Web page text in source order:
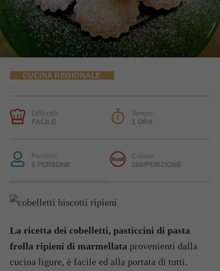
CUCINA REGIONALE
Difficoltà:
FACILE
Tempo:
1 ORA
Porzioni:
8 PERSONE
Calorie:
300/PORZIONE
La ricetta dei cobelletti, pasticcini di pasta
frolla ripieni di marmellata provenienti dalla
cucina ligure, è facile ed alla portata di tutti.